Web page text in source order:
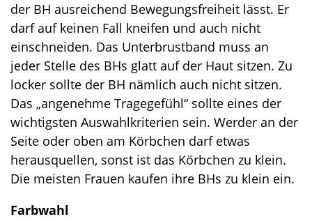
der BH ausreichend Bewegungsfreiheit lässt. Er
darf auf keinen Fall kneifen und auch nicht
einschneiden. Das Unterbrustband muss an
jeder Stelle des BHs glatt auf der Haut sitzen. Zu
locker sollte der BH nämlich auch nicht sitzen.
Das „angenehme Tragegefühl“ sollte eines der
wichtigsten Auswahlkriterien sein. Werder an der
Seite oder oben am Körbchen darf etwas
herausquellen, sonst ist das Körbchen zu klein.
Die meisten Frauen kaufen ihre BHs zu klein ein.
Farbwahl